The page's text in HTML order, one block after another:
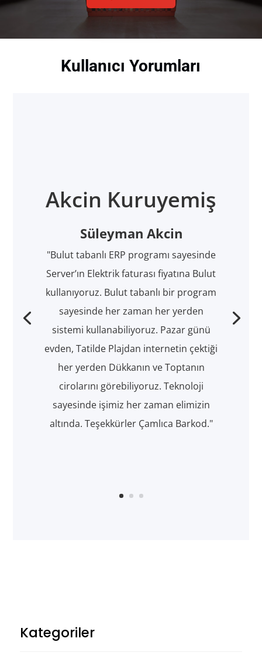
Kullanıcı Yorumları
Akcin Kuruyemiş
Süleyman Akcin
"Bulut tabanlı ERP programı sayesinde
Server’ın Elektrik faturası fiyatına Bulut
kullanıyoruz. Bulut tabanlı bir program
sayesinde her zaman her yerden
sistemi kullanabiliyoruz. Pazar günü
evden, Tatilde Plajdan internetin çektiği
her yerden Dükkanın ve Toptanın
cirolarını görebiliyoruz. Teknoloji
sayesinde işimiz her zaman elimizin
altında. Teşekkürler Çamlıca Barkod."
Kategoriler